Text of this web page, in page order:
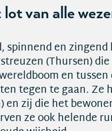
van alle
spinnend en
(Thursen)
en
tegen te gaan.
en zij die het
ze ook helende